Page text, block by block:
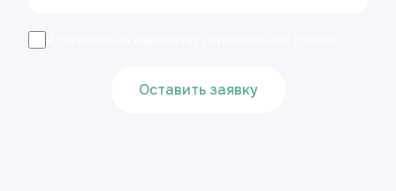
Оставить заявку